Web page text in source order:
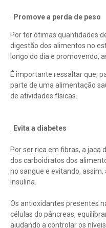
. Promove a perda de peso
Por ter ótimas quantidades
digestão dos alimentos no
longo do dia e promovendo,
É importante ressaltar que,
parte de uma alimentação
de atividades físicas.
. Evita a diabetes
Por ser rica em fibras, a jaca
dos carboidratos dos
no sangue e evitando,
insulina.
Os antioxidantes presentes
células do pâncreas,
ajudando a controlar os